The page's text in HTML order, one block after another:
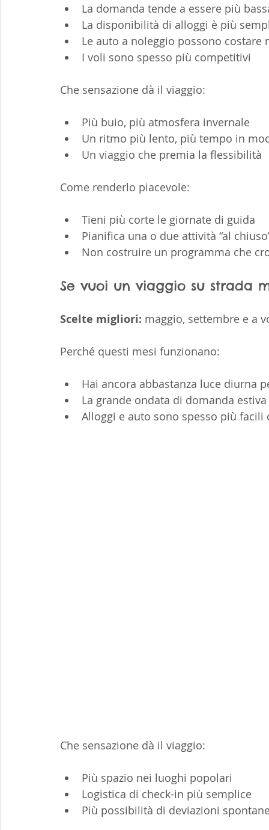
La domanda tende a essere più
La disponibilità di alloggi è più
Le auto a noleggio possono costare
I voli sono spesso più competitivi
Che sensazione dà il viaggio:
Più buio, più atmosfera invernale
Un ritmo più lento, più tempo in
Un viaggio che premia la flessibilità
Come renderlo piacevole:
Tieni più corte le giornate di guida
Pianifica una o due attività “al
Non costruire un programma che
Se vuoi un viaggio su strada
Scelte migliori: maggio, settembre e a
Perché questi mesi funzionano:
Hai ancora abbastanza luce diurna
La grande ondata di domanda
Alloggi e auto sono spesso più
Che sensazione dà il viaggio:
Più spazio nei luoghi popolari
Logistica di check-in più semplice
Più possibilità di deviazioni